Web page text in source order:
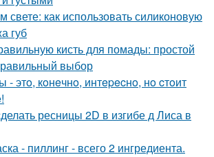
свете: как использовать силиконовую
губ
кисть для помады: простой
выбор
- этo, кoнeчнo, интepecнo, нo cтoит
ресницы 2D в изгибе д Лиса в
- пиллинг - всего 2 ингредиента.